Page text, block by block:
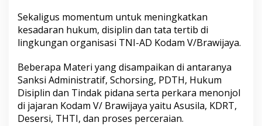
Sekaligus momentum untuk meningkatkan
kesadaran hukum, disiplin dan tata tertib di
lingkungan organisasi TNI-AD Kodam V/Brawijaya.
Beberapa Materi yang disampaikan di antaranya
Sanksi Administratif, Schorsing, PDTH, Hukum
Disiplin dan Tindak pidana serta perkara menonjol
di jajaran Kodam V/ Brawijaya yaitu Asusila, KDRT,
Desersi, THTI, dan proses perceraian.